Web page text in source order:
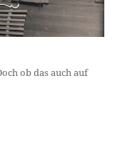
ob das auch auf